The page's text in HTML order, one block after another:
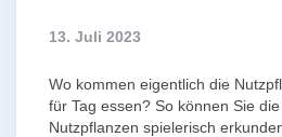
13. Juli 2023
Wo kommen eigentlich die
für Tag essen? So können Sie
Nutzpflanzen spielerisch